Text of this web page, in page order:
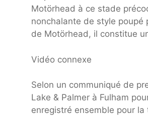
Motörhead à ce stade
nonchalante de style poupé
de Motörhead, il constitue
Vidéo connexe
Selon un communiqué de
Lake & Palmer à Fulham
enregistré ensemble pour